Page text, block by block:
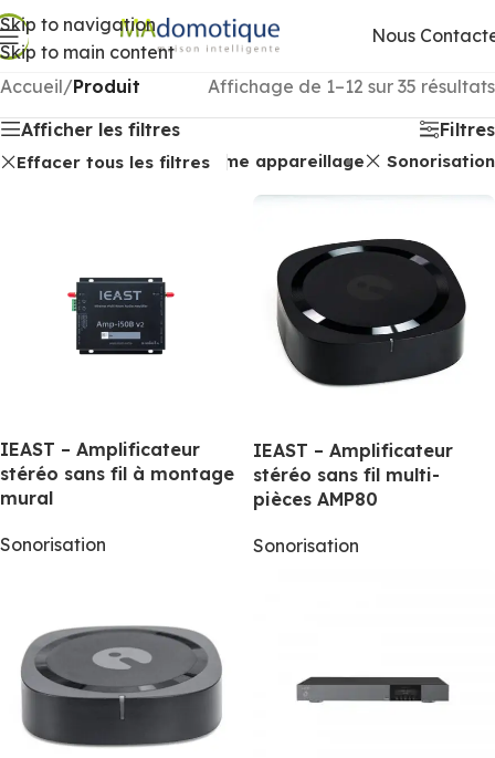
Skip to navigation
Skip to main content
Nous
Accueil/Produit
Affichage de 1–12 sur 35 résultats
Afficher les filtres
Filtres
Effacer tous les filtresGamme appareillage Sonorisation
IEAST – Amplificateur
stéréo sans fil à montage
mural
Sonorisation
IEAST – Amplificateur
stéréo sans fil multi-
pièces AMP80
Sonorisation